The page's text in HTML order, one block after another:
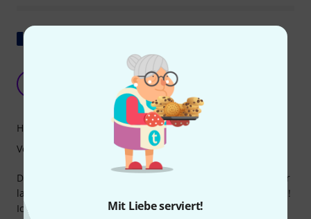
Mit Liebe serviert!
ein Saitenhalter mit ausgezeichnetem Preis-
Leistungs-Verhältnis
cellonlille 26.03.2023
Das Ebenholz ist von hoher Qualität, die Gewinde sind sehr
lang, sodass man die Stifte nicht so oft nachjustieren muss!
Ich bin sehr zufrieden damit, ich wünschte nur, die
Handling
Verarbeitung